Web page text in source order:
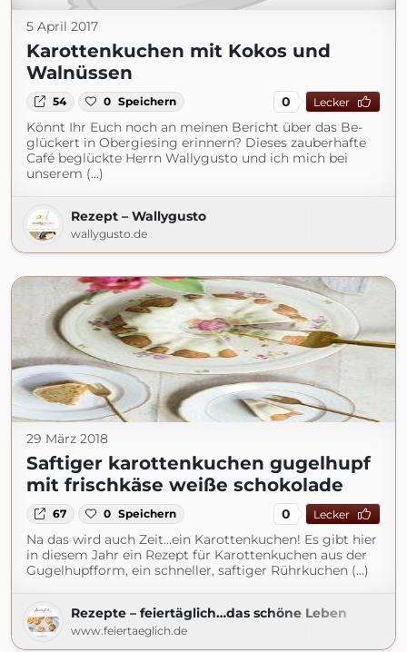
5 April 2017
Karottenkuchen mit Kokos und
Walnüssen
54 0 Speichern 0 Lecker
Könnt Ihr Euch noch an meinen Bericht über das Be-
glückert in Obergiesing erinnern? Dieses zauberhafte
Café beglückte Herrn Wallygusto und ich mich bei
unserem (...)
Rezept – Wallygusto
wallygusto.de
29 März 2018
Saftiger karottenkuchen gugelhupf
mit frischkäse weiße schokolade
67 0 Speichern 0 Lecker
Na das wird auch Zeit…ein Karottenkuchen! Es gibt hier
in diesem Jahr ein Rezept für Karottenkuchen aus der
Gugelhupfform, ein schneller, saftiger Rührkuchen (...)
Rezepte – feiertäglich…das schöne Leben
www.feiertaeglich.de